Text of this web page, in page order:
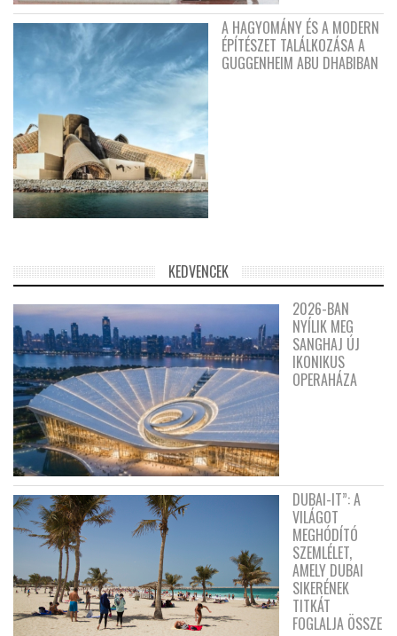
A HAGYOMÁNY ÉS A MODERN
ÉPÍTÉSZET TALÁLKOZÁSA A
GUGGENHEIM ABU DHABIBAN
KEDVENCEK
2026-BAN
NYÍLIK MEG
SANGHAJ ÚJ
IKONIKUS
OPERAHÁZA
DUBAI-IT”: A
VILÁGOT
MEGHÓDÍTÓ
SZEMLÉLET,
AMELY DUBAI
SIKERÉNEK
TITKÁT
FOGLALJA ÖSSZE